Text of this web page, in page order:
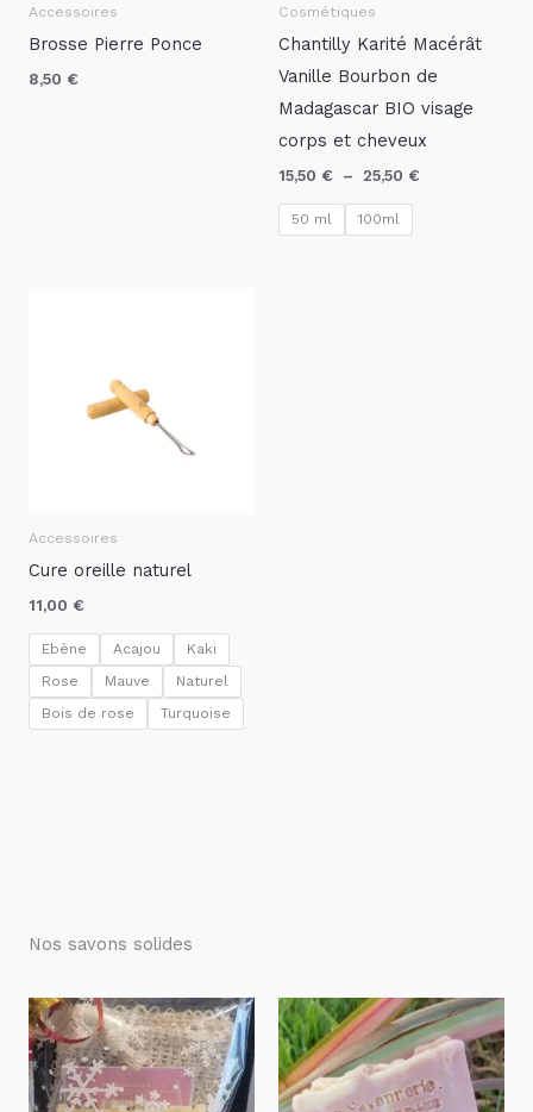
Accessoires
Brosse Pierre Ponce
8,50 €
Cosmétiques
Chantilly Karité Macérât
Vanille Bourbon de
Madagascar BIO visage
corps et cheveux
15,50 € – 25,50 €
50 ml 100ml
Accessoires
Cure oreille naturel
11,00 €
Ebène Acajou
Kaki
Rose
Mauve
Naturel
Bois de rose
Turquoise
Nos savons solides